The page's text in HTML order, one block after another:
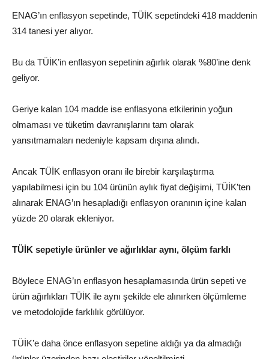
ENAG’ın enflasyon sepetinde, TÜİK sepetindeki 418 maddenin
314 tanesi yer alıyor.
Bu da TÜİK’in enflasyon sepetinin ağırlık olarak %80’ine denk
geliyor.
Geriye kalan 104 madde ise enflasyona etkilerinin yoğun
olmaması ve tüketim davranışlarını tam olarak
yansıtmamaları nedeniyle kapsam dışına alındı.
Ancak TÜİK enflasyon oranı ile birebir karşılaştırma
yapılabilmesi için bu 104 ürünün aylık fiyat değişimi, TÜİK’ten
alınarak ENAG’ın hesapladığı enflasyon oranının içine kalan
yüzde 20 olarak ekleniyor.
TÜİK sepetiyle ürünler ve ağırlıklar aynı, ölçüm farklı
Böylece ENAG’ın enflasyon hesaplamasında ürün sepeti ve
ürün ağırlıkları TÜİK ile aynı şekilde ele alınırken ölçümleme
ve metodolojide farklılık görülüyor.
TÜİK’e daha önce enflasyon sepetine aldığı ya da almadığı